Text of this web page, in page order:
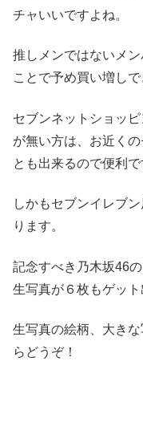
チャいいですよね。
推しメンではないメ
ことで予め買い増し
セブンネットショッ
が無い方は、お近く
とも出来るので便利で
しかもセブンイレブ
ります。
記念すべき乃木坂46
生写真が６枚もゲット
生写真の絵柄、大き
らどうぞ！